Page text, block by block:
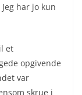
har jo kun
et
opgivende
var
skrue i